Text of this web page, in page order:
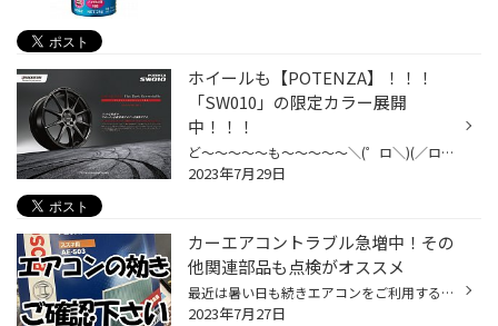
ホイールも【POTENZA】！！！
「SW010」の限定カラー展開
中！！！
ど～～～～～も～～～～～＼(゜ロ＼)(／ロ゜)／ 暑い日が続きますね・・・(;^_^A 連日の３０℃超えはカラダにキマス・・・(;´Д｀) そんな今日は「ホイール」の話題をしようかと・・・ 【POTENZA（ポテンザ）】といえば、 スポーツタイヤのイメージがあると思いますが、 実はホイールの「ブランド」と...
2023年7月29日
カーエアコントラブル急増中！その
他関連部品も点検がオススメ
最近は暑い日も続きエアコンをご利用するお客様も多いのではないでしょうか？ むしろ使わないと耐えられないくらいの暑さですよね。 ところがいざ使用してみると「風が冷たくない」「風量が弱い」 「臭いが気になる」なんていうケースも増えてきています。 ただ一口にエアコンの不具合と言っても色...
2023年7月27日